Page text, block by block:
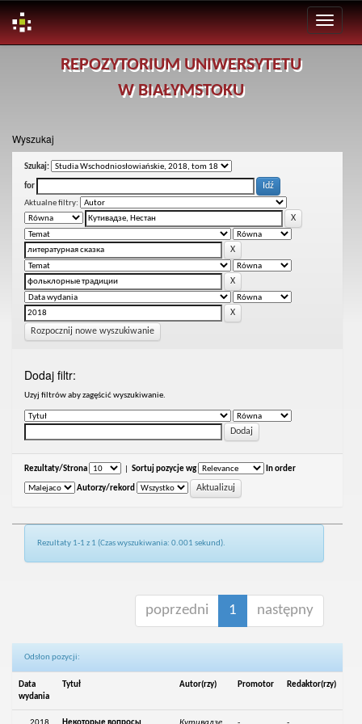
REPOZYTORIUM UNIWERSYTETU
W BIAŁYMSTOKU
Wyszukaj
Szukaj:
for
Aktualne filtry:
Rozpocznij nowe wyszukiwanie
Dodaj filtr:
Uzyj filtrów aby zagęścić wyszukiwanie.
Rezultaty/Strona Sortuj pozycje wg In order
Autorzy/rekord
Rezultaty 1-1 z 1 (Czas wyszukiwania: 0.001 sekund).
poprzedni 1 następny
Odsłon pozycji:
Data
wydania
Tytuł Autor(rzy) Promotor Redaktor(rzy)